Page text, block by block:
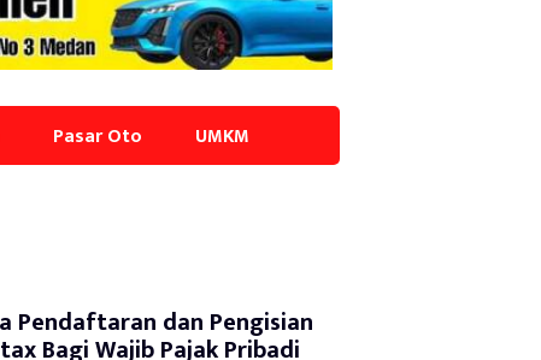
Pasar Oto UMKM
Pendaftaran dan Pengisian
Bagi Wajib Pajak Pribadi